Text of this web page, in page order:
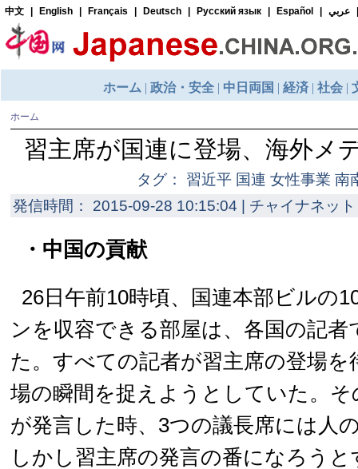
ホーム
習主席が国連に登場、海外メ
タグ： 習近平 国連 女性事業 南
発信時間： 2015-09-28 10:15:04 | チャイナネッ
・中国の貢献
26日午前10時頃、国連本部ビルの
ンを収容できる部屋は、各国の記
た。すべての記者が習主席の登場を
場の瞬間を捉えようとしていた。そ
が発言した時、3つの議長席には人
しかし習主席の発言の番になろう